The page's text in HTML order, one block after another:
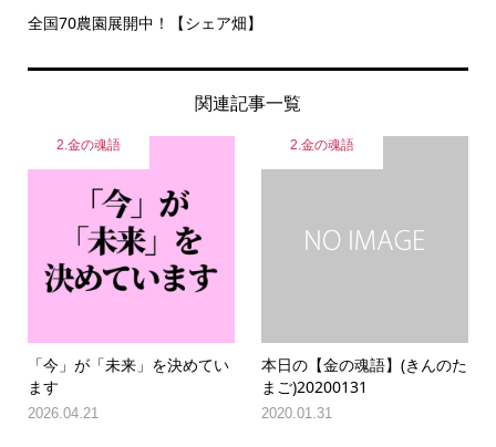
全国70農園展開中！【シェア畑】
関連記事一覧
2.金の魂語
「今」が「未来」を決めてい
ます
2026.04.21
2.金の魂語
本日の【金の魂語】(きんのた
まご)20200131
2020.01.31